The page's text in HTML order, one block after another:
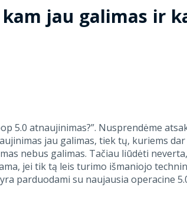
jau galimas ir
5.0 atnaujinimas?”. Nusprendėme
jau galimas, tiek tų, kuriems
nebus galimas. Tačiau liūdėti
jei tik tą leis turimo išmaniojo
parduodami su naujausia operacine